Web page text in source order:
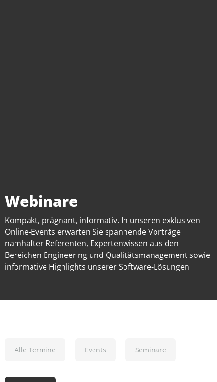
Webinare
Kompakt, prägnant, informativ. In unseren exklusiven
Online-Events erwarten Sie spannende Vorträge
namhafter Referenten, Expertenwissen aus den
Bereichen Engineering und Qualitätsmanagement sowie
informative Highlights unserer Software-Lösungen
Alle Termine Events Seminare